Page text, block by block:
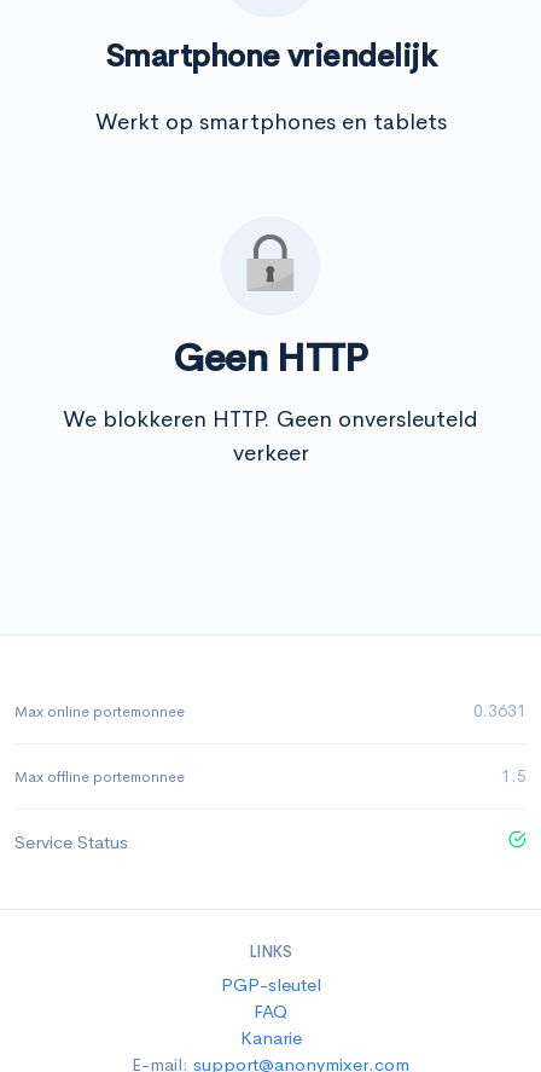
Smartphone vriendelijk
Werkt op smartphones en tablets
Geen HTTP
We blokkeren HTTP. Geen onversleuteld
verkeer
Max online portemonnee 0.3631
Max offline portemonnee 1.5
Service Status
LINKS
PGP-sleutel
FAQ
Kanarie
E-mail: support@anonymixer.com